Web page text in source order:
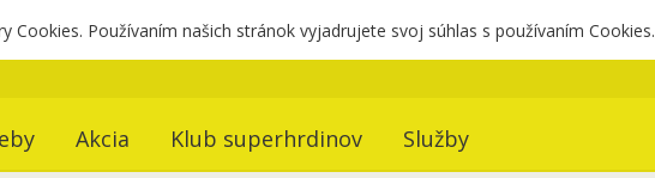
Cookies. Používaním našich stránok vyjadrujete svoj súhlas s používaním Cookies.
Akcia Klub superhrdinov Služby